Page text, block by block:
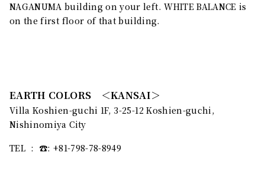
NAGANUMA building on your left. WHITE BALANCE is
on the first floor of that building.
EARTH COLORS ＜KANSAI＞
Villa Koshien-guchi 1F, 3-25-12 Koshien-guchi,
Nishinomiya City
​TEL : ☎︎: +81-798-78-8949